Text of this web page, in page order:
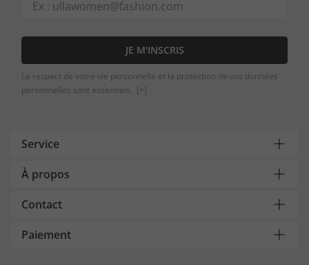
JE M'INSCRIS
Le respect de votre vie personnelle et la protection de vos données
personnelles sont essentiels. [+]
Service
À propos
Contact
Paiement